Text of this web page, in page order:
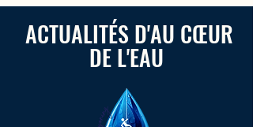
une activité passionnante et rafraîchissante
pour les amateurs de ...